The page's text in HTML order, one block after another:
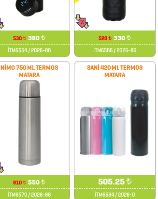
530₺ 380₺
İTM6564 / 2026-88
520₺ 330 ₺
İTM6566 / 2026-86
NİMO 750 ML TERMOS
MATARA
810₺ 550₺
İTM6570 / 2026-86
SANİ 420 ML TERMOS
MATARA
505.25₺
İTM6584 / 2026-0